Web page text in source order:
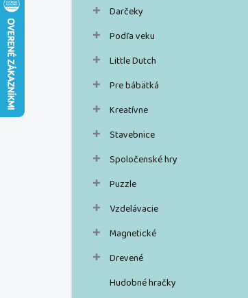
Darčeky
Podľa veku
Little Dutch
Pre bábätká
Kreatívne
Stavebnice
Spoločenské hry
Puzzle
Vzdelávacie
Magnetické
Drevené
Hudobné hračky